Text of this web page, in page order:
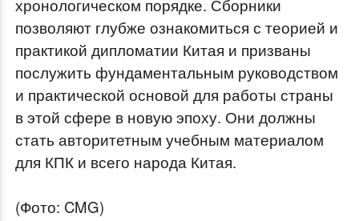
хронологическом порядке. Сборники
позволяют глубже ознакомиться с теорией и
практикой дипломатии Китая и призваны
послужить фундаментальным руководством
и практической основой для работы страны
в этой сфере в новую эпоху. Они должны
стать авторитетным учебным материалом
для КПК и всего народа Китая.
(Фото: CMG)